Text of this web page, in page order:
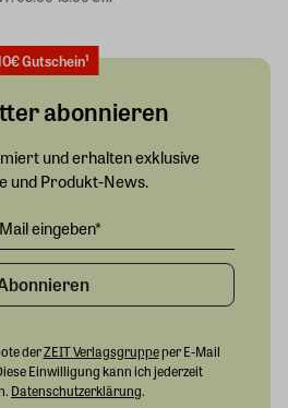
Gutschein¹
abonnieren
und erhalten exklusive
und Produkt-News.
derZEIT Verlagsgruppeper E-Mail
Einwilligung kann ich jederzeit
Datenschutzerklärung.